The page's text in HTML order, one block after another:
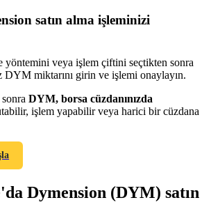
et, nakit ödüller kazan
satın alma işleminizi
yöntemini veya işlem çiftini seçtikten sonra
DYM miktarını girin ve işlemi onaylayın.
DYM, borsa cüzdanınızda
işlem yapabilir veya harici bir cüzdana
Dymension (DYM) satın